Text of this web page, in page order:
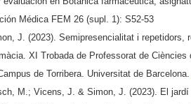
Médica FEM 26 (supl. 1): S52-53
J. (2023). Semipresencialitat i repetidors,
XI Trobada de Professorat de Ciències
de Torribera. Universitat de Barcelona.
M.; Vicens, J. & Simon, J. (2023). El